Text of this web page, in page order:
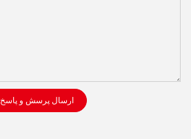
ارسال پرسش و پاسخ